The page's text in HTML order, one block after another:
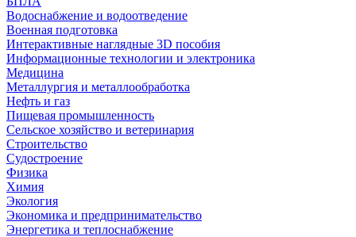
Водоснабжение и водоотведение
Военная подготовка
Интерактивные наглядные 3D пособия
Информационные технологии и электроника
Медицина
Металлургия и металлообработка
Нефть и газ
Пищевая промышленность
Сельское хозяйство и ветеринария
Строительство
Судостроение
Физика
Химия
Экология
Экономика и предпринимательство
Энергетика и теплоснабжение